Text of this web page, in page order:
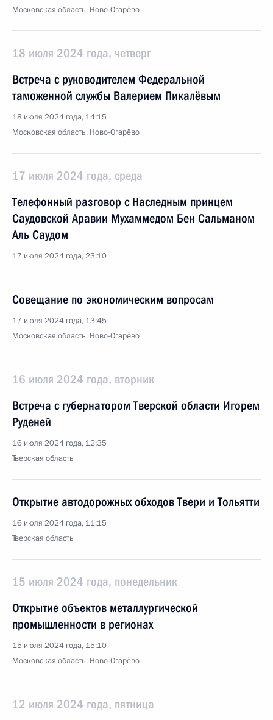
Московская область, Ново-Огарёво
18 июля 2024 года, четверг
Встреча с руководителем Федеральной
таможенной службы Валерием Пикалёвым
18 июля 2024 года, 14:15
Московская область, Ново-Огарёво
17 июля 2024 года, среда
Телефонный разговор с Наследным принцем
Саудовской Аравии Мухаммедом Бен Сальманом
Аль Саудом
17 июля 2024 года, 23:10
Совещание по экономическим вопросам
17 июля 2024 года, 13:45
Московская область, Ново-Огарёво
16 июля 2024 года, вторник
Встреча с губернатором Тверской области Игорем
Руденей
16 июля 2024 года, 12:35
Тверская область
Открытие автодорожных обходов Твери и Тольятти
16 июля 2024 года, 11:15
Тверская область
15 июля 2024 года, понедельник
Открытие объектов металлургической
промышленности в регионах
15 июля 2024 года, 15:10
Московская область, Ново-Огарёво
12 июля 2024 года, пятница